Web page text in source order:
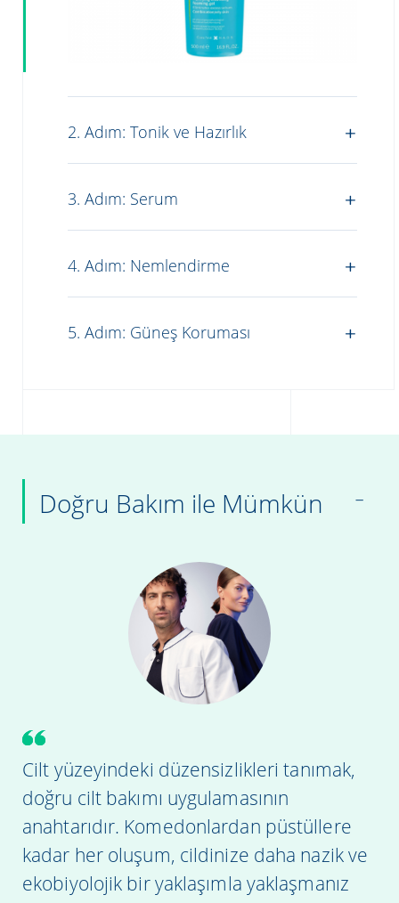
2. Adım: Tonik ve Hazırlık
3. Adım: Serum
4. Adım: Nemlendirme
5. Adım: Güneş Koruması
Doğru Bakım ile Mümkün
Cilt yüzeyindeki düzensizlikleri tanımak,
doğru cilt bakımı uygulamasının
anahtarıdır. Komedonlardan püstüllere
kadar her oluşum, cildinize daha nazik ve
ekobiyolojik bir yaklaşımla yaklaşmanız